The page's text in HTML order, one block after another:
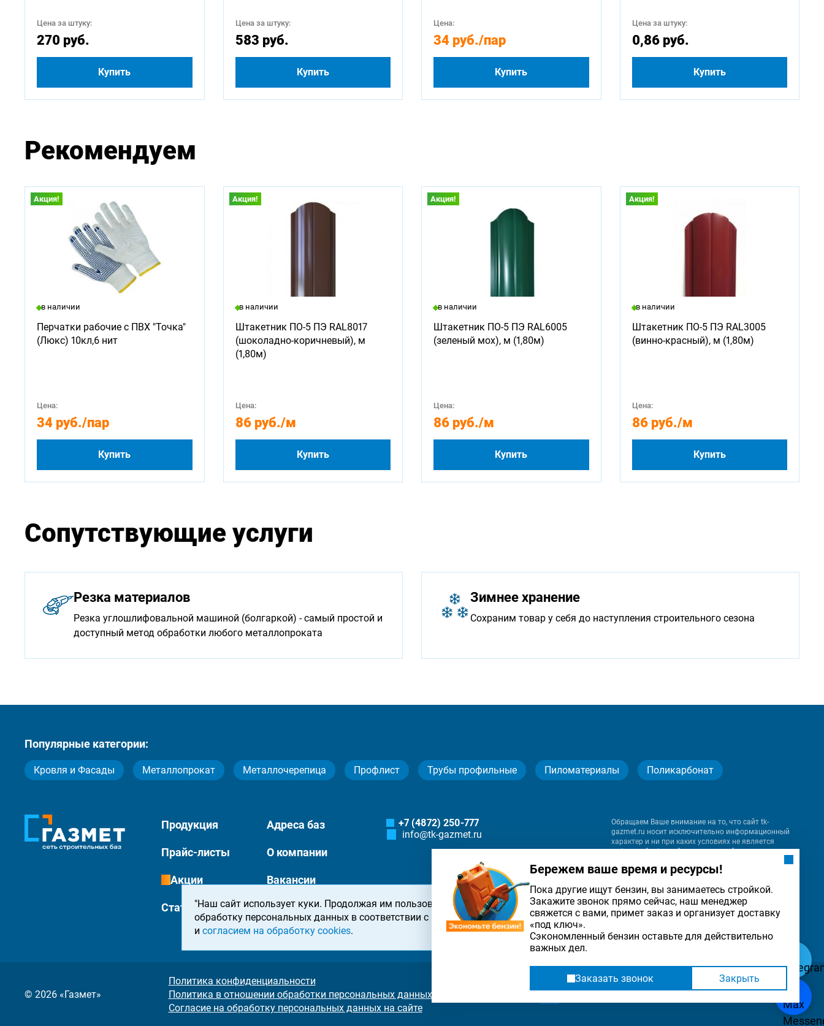
Цена за штуку:
270 руб.
Купить
Цена за штуку:
583 руб.
Купить
Цена:
34 руб./пар
Купить
Цена за штуку:
0,86 руб.
Купить
Рекомендуем
Акция!
в наличии
Перчатки рабочие с ПВХ "Точка"
(Люкс) 10кл,6 нит
Цена:
34 руб./пар
Купить
Акция!
в наличии
Штакетник ПО-5 ПЭ RAL8017
(шоколадно-коричневый), м
(1,80м)
Цена:
86 руб./м
Купить
Акция!
в наличии
Штакетник ПО-5 ПЭ RAL6005
(зеленый мох), м (1,80м)
Цена:
86 руб./м
Купить
Акция!
в наличии
Штакетник ПО-5 ПЭ RAL3005
(винно-красный), м (1,80м)
Цена:
86 руб./м
Купить
Сопутствующие услуги
Резка материалов
Резка углошлифовальной машиной (болгаркой) - самый простой и
доступный метод обработки любого металлопроката
Зимнее хранение
Сохраним товар у себя до наступления строительного сезона
Популярные категории:
Кровля и Фасады Металлопрокат Металлочерепица Профлист Трубы профильные Пиломатериалы Поликарбонат
Продукция Адреса баз
Прайс-листы О компании
Акции Вакансии
Статьи Контакты
+7 (4872) 250-777
info@tk-gazmet.ru
Обращаем Ваше внимание на то, что сайт tk-
gazmet.ru носит исключительно информационный
характер и ни при каких условиях не является
публичной офертой, определяемой положениями
Федерации.
© 2026 «Газмет»
Политика конфиденциальности
Политика в отношении обработки персональных данных на сайте
Согласие на обработку персональных данных на сайте
Разработкаипродвижение сайта— «Имиджмарк»
"Наш сайт использует куки. Продолжая им пользоваться, вы соглашаетесь на
обработку персональных данных в соответствии с
политикой конфиденциальности
и согласием на обработку cookies.
ОК
Бережем ваше время и ресурсы!
Пока другие ищут бензин, вы занимаетесь стройкой.
Закажите звонок прямо сейчас, наш менеджер
свяжется с вами, примет заказ и организует доставку
«под ключ».
Сэкономленный бензин оставьте для действительно
важных дел.
Заказать звонок Закрыть